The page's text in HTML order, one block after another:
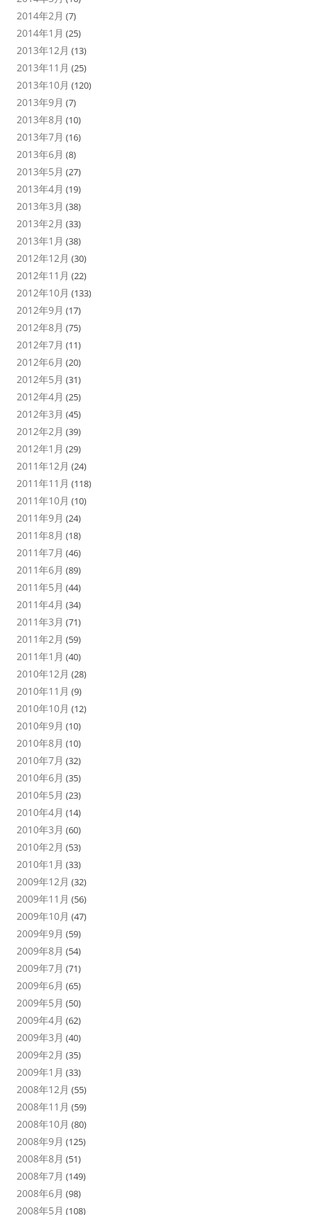
2014年2月 (7)
2014年1月 (25)
2013年12月 (13)
2013年11月 (25)
2013年10月 (120)
2013年9月 (7)
2013年8月 (10)
2013年7月 (16)
2013年6月 (8)
2013年5月 (27)
2013年4月 (19)
2013年3月 (38)
2013年2月 (33)
2013年1月 (38)
2012年12月 (30)
2012年11月 (22)
2012年10月 (133)
2012年9月 (17)
2012年8月 (75)
2012年7月 (11)
2012年6月 (20)
2012年5月 (31)
2012年4月 (25)
2012年3月 (45)
2012年2月 (39)
2012年1月 (29)
2011年12月 (24)
2011年11月 (118)
2011年10月 (10)
2011年9月 (24)
2011年8月 (18)
2011年7月 (46)
2011年6月 (89)
2011年5月 (44)
2011年4月 (34)
2011年3月 (71)
2011年2月 (59)
2011年1月 (40)
2010年12月 (28)
2010年11月 (9)
2010年10月 (12)
2010年9月 (10)
2010年8月 (10)
2010年7月 (32)
2010年6月 (35)
2010年5月 (23)
2010年4月 (14)
2010年3月 (60)
2010年2月 (53)
2010年1月 (33)
2009年12月 (32)
2009年11月 (56)
2009年10月 (47)
2009年9月 (59)
2009年8月 (54)
2009年7月 (71)
2009年6月 (65)
2009年5月 (50)
2009年4月 (62)
2009年3月 (40)
2009年2月 (35)
2009年1月 (33)
2008年12月 (55)
2008年11月 (59)
2008年10月 (80)
2008年9月 (125)
2008年8月 (51)
2008年7月 (149)
2008年6月 (98)
2008年5月 (108)